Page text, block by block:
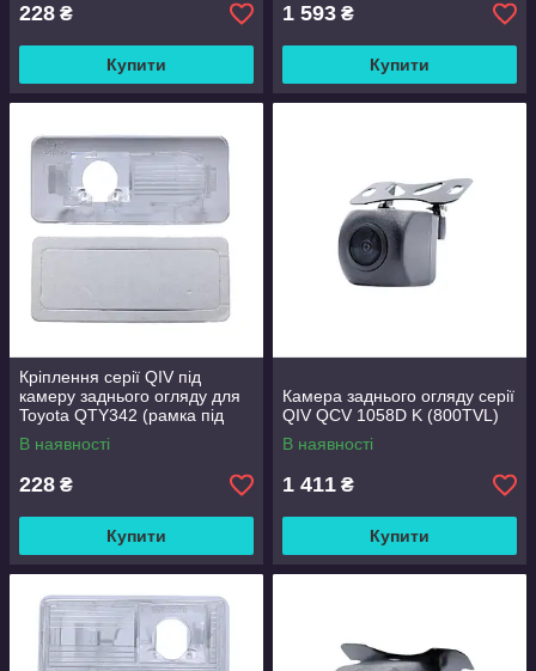
228 ₴
Купити
1 593 ₴
Купити
Кріплення серії QIV під
камеру заднього огляду для
Toyota QTY342 (рамка під
плафон)
В наявності
228 ₴
Купити
Камера заднього огляду серії
QIV QCV 1058D K (800TVL)
В наявності
1 411 ₴
Купити